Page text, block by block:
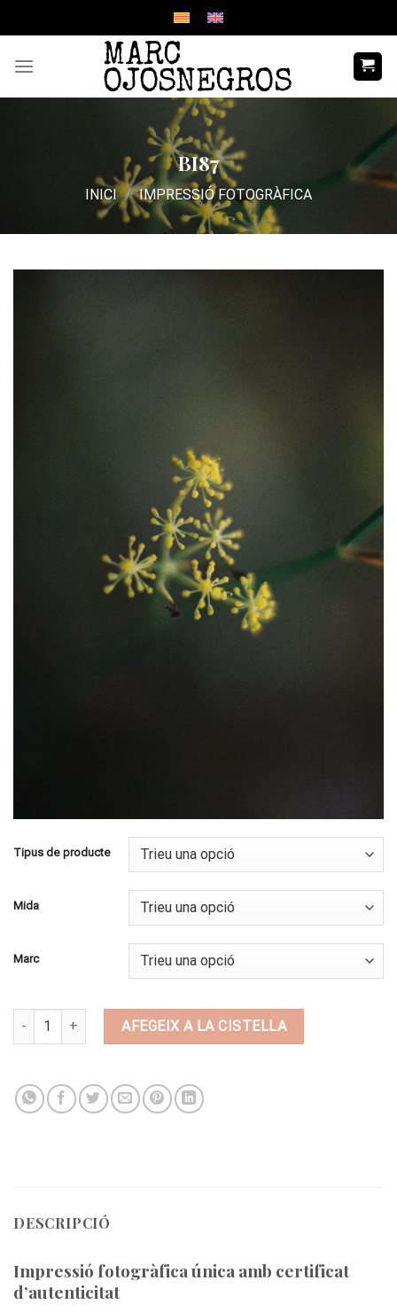
to
BI87
INICI / IMPRESSIÓ FOTOGRÀFICA
Tipus de producte
Mida
Marc
quantitat de BI87 AFEGEIX A LA CISTELLA
DESCRIPCIÓ
Impressió fotogràfica única amb certificat
d’autenticitat